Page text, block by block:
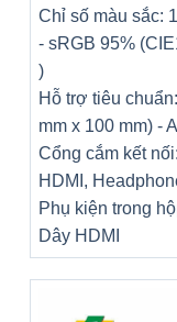
Chỉ số màu sắc:
- sRGB 95%
)
Hỗ trợ tiêu
mm x 100 mm) -
Cổng cắm kết
HDMI,
Phụ kiện trong
Dây HDMI